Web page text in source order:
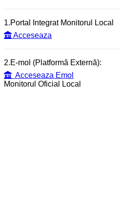
1.Portal Integrat Monitorul Local
Acceseaza
2.E-mol (Platformă Externă):
Acceseaza Emol
Monitorul Oficial Local